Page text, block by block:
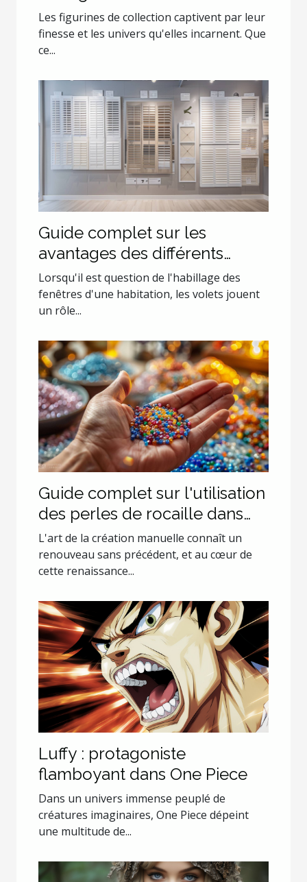
Les figurines de collection captivent par leur
finesse et les univers qu'elles incarnent. Que
ce...
Guide complet sur les
avantages des différents
types de volets
Lorsqu'il est question de l'habillage des
fenêtres d'une habitation, les volets jouent
un rôle...
Guide complet sur l'utilisation
des perles de rocaille dans
les projets de création
L'art de la création manuelle connaît un
renouveau sans précédent, et au cœur de
cette renaissance...
Luffy : protagoniste
flamboyant dans One Piece
Dans un univers immense peuplé de
créatures imaginaires, One Piece dépeint
une multitude de...